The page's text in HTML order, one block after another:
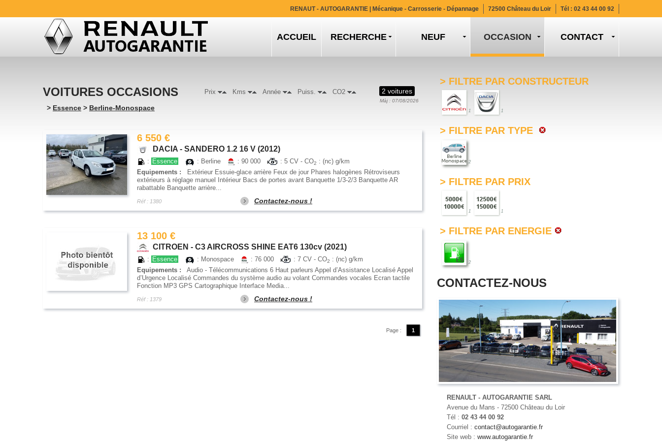
RENAUT - AUTOGARANTIE | Mécanique - Carrosserie - Dépannage 72500 Château du Loir Tél : 02 43 44 00 92
ACCUEIL RECHERCHE NEUF CONTACT
Prix Kms Année Puiss. CO2 2 voitures
Màj : 07/08/2026
VOITURES OCCASIONS
> Essence > Berline-Monospace
6 550 €
DACIA - SANDERO 1.2 16 V (2012)
: Essence : Berline : 90 000 : 5 CV - CO2 : (nc) g/km
Equipements :
Extérieur Essuie-glace arrière Feux de jour Phares halogènes Rétroviseurs
extérieurs à réglage manuel Intérieur Bacs de portes avant Banquette 1/3-2/3 Banquette AR
rabattable Banquette arrière...
Réf : 1380 Contactez-nous !
13 100 €
CITROEN - C3 AIRCROSS SHINE EAT6 130cv (2021)
: Essence : Monospace : 76 000 : 7 CV - CO2 : (nc) g/km
Equipements :
Audio - Télécommunications 6 Haut parleurs Appel d’Assistance Localisé Appel
d’Urgence Localisé Commandes du système audio au volant Commandes vocales Ecran tactile
Fonction MP3 GPS Cartographique Interface Media...
Réf : 1379 Contactez-nous !
Page : 1
> FILTRE PAR CONSTRUCTEUR
1 1
> FILTRE PAR TYPE
2
> FILTRE PAR PRIX
1 1
> FILTRE PAR ENERGIE
2
CONTACTEZ-NOUS
RENAULT - AUTOGARANTIE SARL
Avenue du Mans - 72500 Château du Loir
Tél : 02 43 44 00 92
Courriel : contact@autogarantie.fr
Site web : www.autogarantie.fr